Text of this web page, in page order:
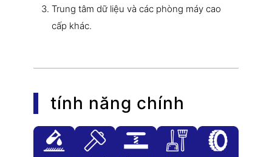
Trung tâm dữ liệu và các phòng máy cao
cấp khác.
tính năng chính